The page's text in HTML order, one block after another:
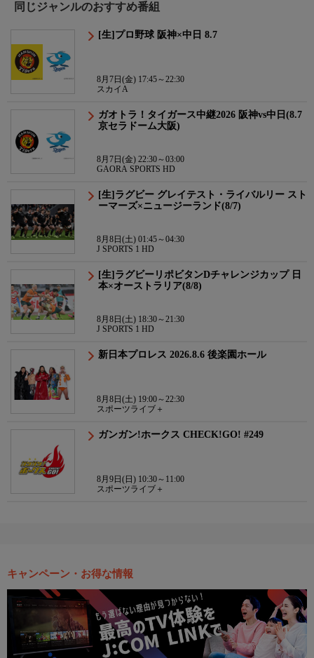
同じジャンルのおすすめ番組
[生]プロ野球 阪神×中日 8.7
8月7日(金) 17:45～22:30
スカイA
ガオトラ！タイガース中継2026 阪神vs中日(8.7
京セラドーム大阪)
8月7日(金) 22:30～03:00
GAORA SPORTS HD
[生]ラグビー グレイテスト・ライバルリー スト
ーマーズ×ニュージーランド(8/7)
8月8日(土) 01:45～04:30
J SPORTS 1 HD
[生]ラグビーリポビタンDチャレンジカップ 日
本×オーストラリア(8/8)
8月8日(土) 18:30～21:30
J SPORTS 1 HD
新日本プロレス 2026.8.6 後楽園ホール
8月8日(土) 19:00～22:30
スポーツライブ＋
ガンガン!ホークス CHECK!GO! #249
8月9日(日) 10:30～11:00
スポーツライブ＋
キャンペーン・お得な情報